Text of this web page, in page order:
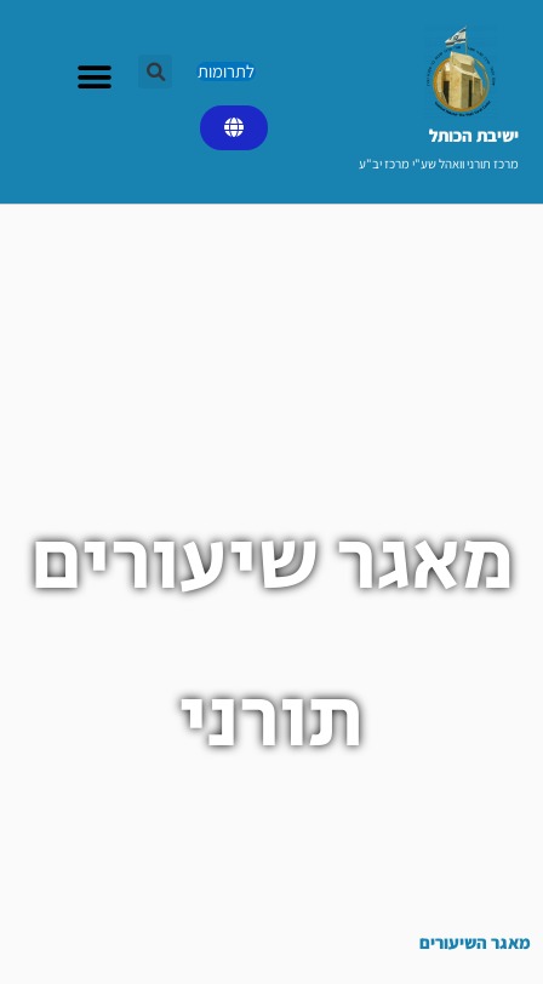
ישיבת הכותל​
מרכז תורני וואהל שע"י מרכז יב"ע
לתרומות
מאגר שיעורים
תורני
מאגר השיעורים